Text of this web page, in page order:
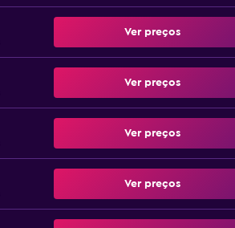
Ver preços
Ver preços
Ver preços
Ver preços